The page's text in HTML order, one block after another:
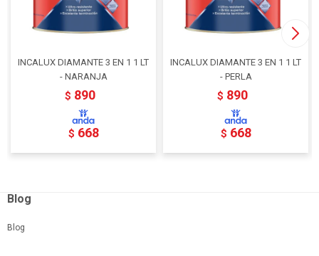
INCALUX DIAMANTE 3 EN 1 1 LT
- NARANJA
$ 890
$ 668
INCALUX DIAMANTE 3 EN 1 1 LT
- PERLA
$ 890
$ 668
Blog
Blog